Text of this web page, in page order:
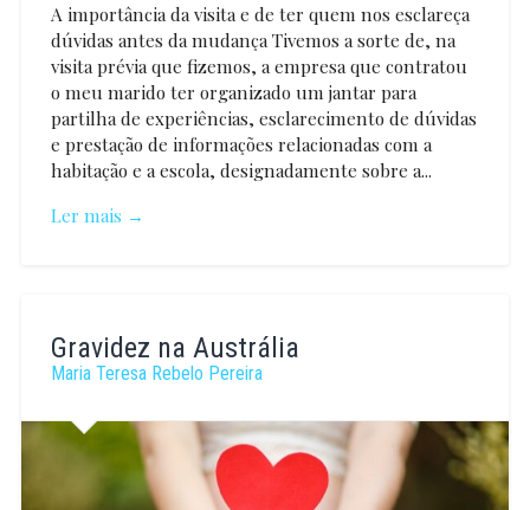
A importância da visita e de ter quem nos esclareça
dúvidas antes da mudança Tivemos a sorte de, na
visita prévia que fizemos, a empresa que contratou
o meu marido ter organizado um jantar para
partilha de experiências, esclarecimento de dúvidas
e prestação de informações relacionadas com a
habitação e a escola, designadamente sobre a...
Ler mais →
Gonçalves
Leal
Gravidez na Austrália
Maria Teresa Rebelo Pereira